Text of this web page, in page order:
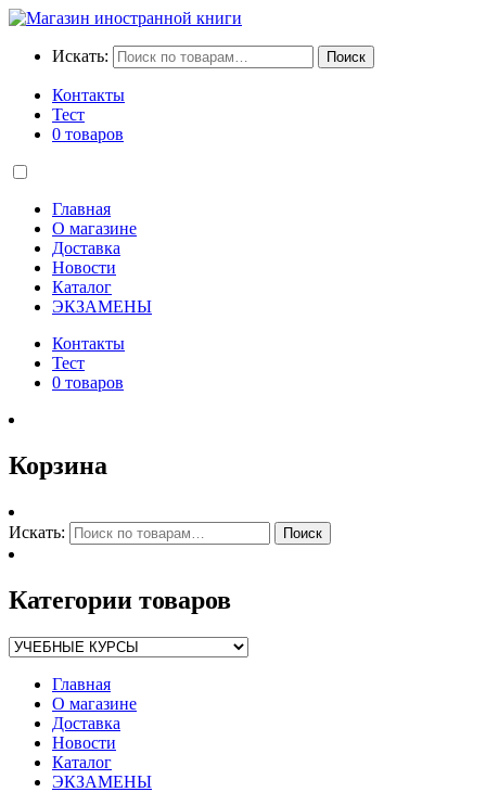
Искать: Поиск
Контакты
Тест
0 товаров
Главная
О магазине
Доставка
Новости
Каталог
ЭКЗАМЕНЫ
Контакты
Тест
0 товаров
Корзина
Искать: Поиск
Категории товаров
Главная
О магазине
Доставка
Новости
Каталог
ЭКЗАМЕНЫ